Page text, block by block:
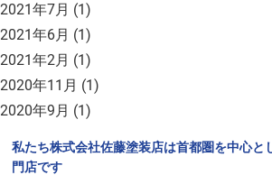
2021年7月 (1)
2021年6月 (1)
2021年2月 (1)
2020年11月 (1)
2020年9月 (1)
私たち株式会社佐藤塗装店は首都圏を中心と
門店です